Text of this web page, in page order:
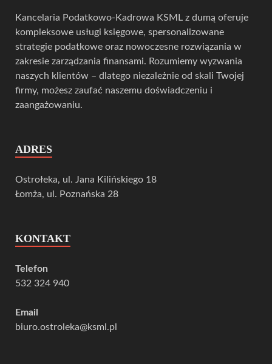
Kancelaria Podatkowo-Kadrowa KSML z dumą oferuje
kompleksowe usługi księgowe, spersonalizowane
strategie podatkowe oraz nowoczesne rozwiązania w
zakresie zarządzania finansami. Rozumiemy wyzwania
naszych klientów – dlatego niezależnie od skali Twojej
firmy, możesz zaufać naszemu doświadczeniu i
zaangażowaniu.
ADRES
Ostrołeka, ul. Jana Kilińskiego 18
Łomża, ul. Poznańska 28
KONTAKT
Telefon
532 324 940
Email
biuro.ostroleka@ksml.pl